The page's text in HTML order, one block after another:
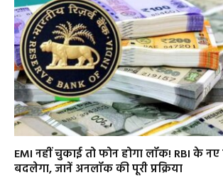
EMI नहीं चुकाई तो फोन होगा लॉक! RBI के
बदलेगा, जानें अनलॉक की पूरी प्रक्रिया